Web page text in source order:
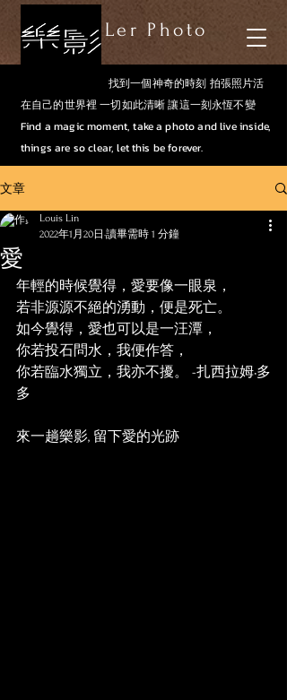
Ler Photo
找到一個神奇的時刻 拍張照片活
在自己的世界裡 一切如此清晰 讓這一刻永恆不變
Find a magic moment, take a photo and live inside,
things are so clear, let this be forever.
文章
愛
Louis Lin
2022年1月20日 讀畢需時 1 分鐘
年輕的時候覺得，愛要像一眼泉，
若非源源不絕的湧動，便是死亡。
如今覺得，愛也可以是一汪潭，
你若投石問水，我便作答，
你若臨水獨立，我亦不擾。 -扎西拉姆•多
多
來一趟樂影, 留下愛的光跡